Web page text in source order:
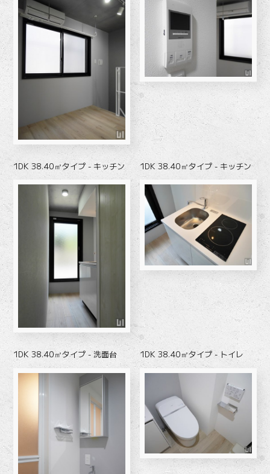
1DK 38.40㎡タイプ - キッチン 1DK 38.40㎡タイプ - キッチン
1DK 38.40㎡タイプ - 洗面台 1DK 38.40㎡タイプ - トイレ